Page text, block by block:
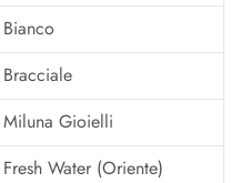
Bianco
Bracciale
Miluna Gioielli
Fresh Water (Oriente)